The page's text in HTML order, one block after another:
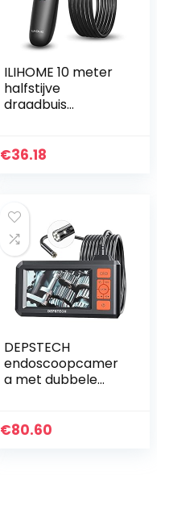
ILIHOME 10 meter
halfstijve
draadbuis
endoscoop
€36.18
DEPSTECH
endoscoopcamer
a met dubbele
met licht, 7
€80.60